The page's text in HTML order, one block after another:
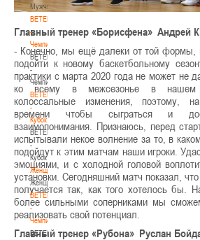
Мужчины
BETERA
-
Чемпионат
BETERA
-
Чемпионат
BETERA
-
Кубок
BETERA
-
Кубок
Женщины
Женщины
BETERA
-
Чемпионат
BETERA
Главный тренер «Борисфена» Андрей
- Конечно, мы ещё далеки от той формы,
подойти к новому баскетбольному
практики с марта 2020 года не может не
ко всему в межсезонье в нашем
колоссальные изменения, поэтому,
времени чтобы сыграться и
взаимопонимания. Признаюсь, перед
испытывали некое волнение за то, в
подойдут к этим матчам наши игроки.
эмоциями, и с холодной головой
установки. Сегодняшний матч показал,
получается так, как того хотелось бы.
более сильными соперниками мы
реализовать свой потенциал.
Главный тренер «Рубона» Руслан